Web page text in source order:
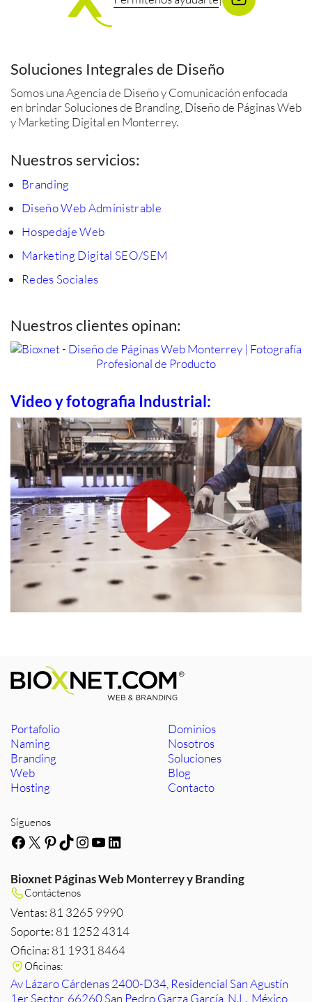
Soluciones Integrales de Diseño
Somos una Agencia de Diseño y Comunicación enfocada
en brindar Soluciones de Branding, Diseño de Páginas Web
y Marketing Digital en Monterrey.
Nuestros servicios:
Branding
Diseño Web Administrable
Hospedaje Web
Marketing Digital SEO/SEM
Redes Sociales
Nuestros clientes opinan:
Video y fotografia Industrial:
Portafolio
Naming
Branding
Web
Hosting
Dominios
Nosotros
Soluciones
Blog
Contacto
Síguenos
Facebook
X Pinterest
TikTok
Instagram
YouTube
LinkedIn
Bioxnet Páginas Web Monterrey y Branding
Contáctenos
Ventas: 81 3265 9990
Soporte: 81 1252 4314
Oficina: 81 1931 8464
Oficinas:
Av Lázaro Cárdenas 2400-D34, Residencial San Agustín
1er Sector, 66260 San Pedro Garza García, N.L., México